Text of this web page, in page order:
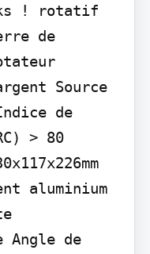
! rotatif
de
Source
de
> 80
aluminium
Angle de